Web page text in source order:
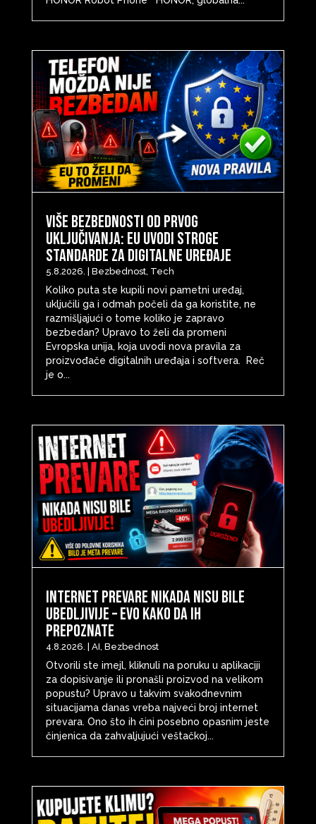
Više bezbednosti od prvog
uključivanja: EU uvodi stroge
standarde za digitalne uređaje
5.8.2026. Bezbednost, Tech
Koliko puta ste kupili novi pametni uređaj,
uključili ga i odmah počeli da ga koristite, ne
razmišljajući o tome koliko je zapravo
bezbedan? Upravo to želi da promeni
Evropska unija, koja uvodi nova pravila za
proizvođače digitalnih uređaja i softvera. Reč
je o...
Internet prevare nikada nisu bile
ubedljivije – evo kako da ih
prepoznate
4.8.2026. AI, Bezbednost
Otvorili ste imejl, kliknuli na poruku u aplikaciji
za dopisivanje ili pronašli proizvod na velikom
popustu? Upravo u takvim svakodnevnim
situacijama danas vreba najveći broj internet
prevara. Ono što ih čini posebno opasnim jeste
činjenica da zahvaljujući veštačkoj...